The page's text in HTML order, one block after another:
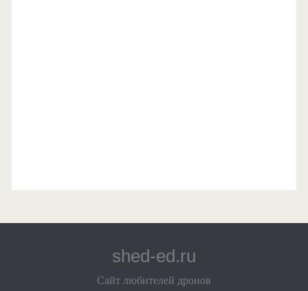
shed-ed.ru
Сайт любителей дронов